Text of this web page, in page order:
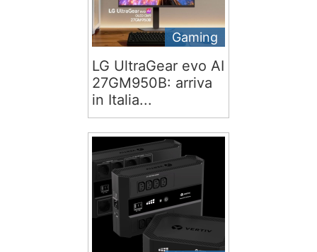
Gaming
LG UltraGear evo AI
27GM950B: arriva
in Italia...